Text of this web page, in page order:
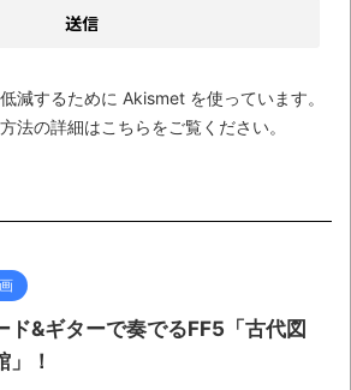
のような子猫とシェパード
！悲しくなってしまう猫の画像
相互RSS
減するために Akismet を使っています。
法の詳細はこちらをご覧ください。
ド&ギターで奏でるFF5「古代図
」！